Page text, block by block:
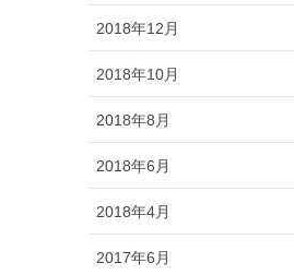
2018年12月
2018年10月
2018年8月
2018年6月
2018年4月
2017年6月